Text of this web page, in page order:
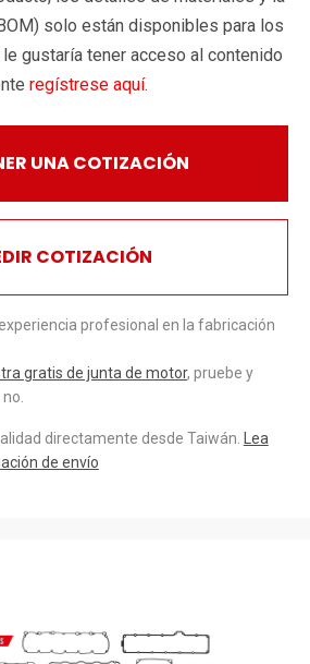
solo están disponibles para los
gustaría tener acceso al contenido
regístrese aquí.
UNA COTIZACIÓN
COTIZACIÓN
profesional en la fabricación
gratis de junta de motor, pruebe y
directamente desde Taiwán.
Lea
de envío